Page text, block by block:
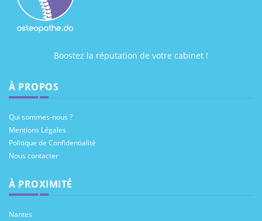
Boostez la réputation de votre cabinet !
À PROPOS
Qui sommes-nous ?
Mentions Légales
Politique de Confidentialité
Nous contacter
À PROXIMITÉ
Nantes